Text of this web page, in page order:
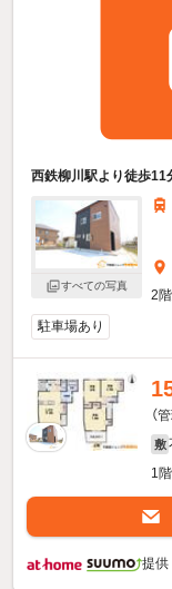
西鉄柳川駅より徒歩11
すべての写真
2
駐車場あり
（
敷
1
提供